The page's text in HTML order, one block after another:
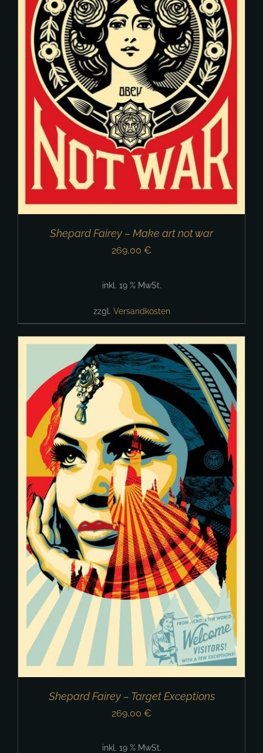
Shepard Fairey – Make art not war
269,00 €
inkl. 19 % MwSt.
zzgl. Versandkosten
Shepard Fairey – Target Exceptions
269,00 €
inkl. 19 % MwSt.